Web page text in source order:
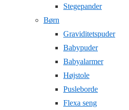
Stegepander
Børn
Graviditetspuder
Babypuder
Babyalarmer
Højstole
Pusleborde
Flexa seng